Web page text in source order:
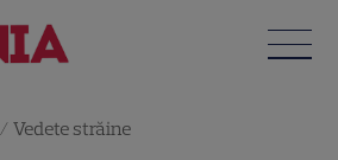
/Vedete străine